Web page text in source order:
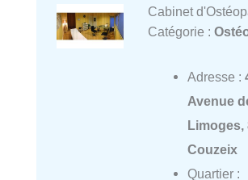
Cabinet
Catégorie :
Adresse :
Avenue
Limoges,
Couzeix
Quartier :